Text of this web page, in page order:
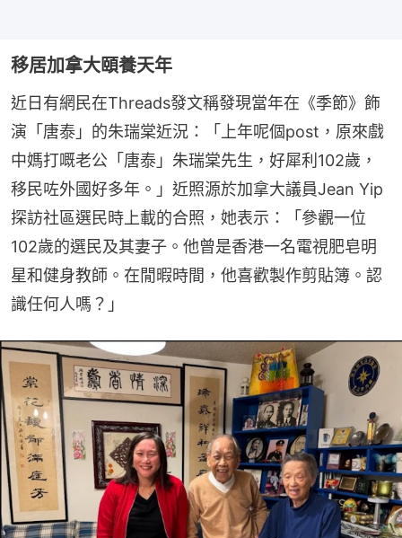
移居加拿大頤養天年
近日有網民在Threads發文稱發現當年在《季節》飾
演「唐泰」的朱瑞棠近況：「上年呢個post，原來戲
中媽打嘅老公「唐泰」朱瑞棠先生，好犀利102歲，
移民咗外國好多年。」近照源於加拿大議員Jean Yip
探訪社區選民時上載的合照，她表示：「參觀一位
102歲的選民及其妻子。他曾是香港一名電視肥皂明
星和健身教師。在閒暇時間，他喜歡製作剪貼簿。認
識任何人嗎？」